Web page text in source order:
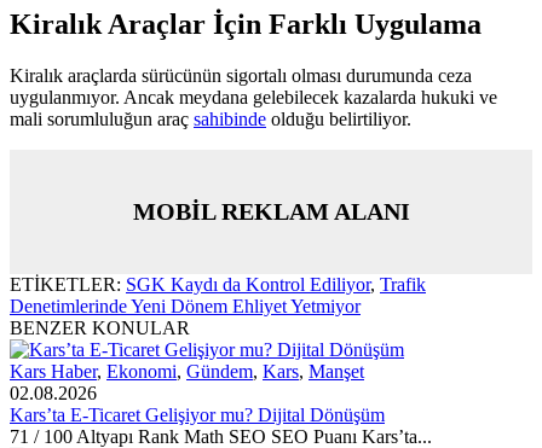
Kiralık Araçlar İçin Farklı Uygulama
Kiralık araçlarda sürücünün sigortalı olması durumunda ceza
uygulanmıyor. Ancak meydana gelebilecek kazalarda hukuki ve
mali sorumluluğun araç sahibinde olduğu belirtiliyor.
MOBİL REKLAM ALANI
ETİKETLER: SGK Kaydı da Kontrol Ediliyor, Trafik
Denetimlerinde Yeni Dönem Ehliyet Yetmiyor
BENZER KONULAR
Kars Haber, Ekonomi, Gündem, Kars, Manşet
02.08.2026
Kars’ta E-Ticaret Gelişiyor mu? Dijital Dönüşüm
71 / 100 Altyapı Rank Math SEO SEO Puanı Kars’ta...